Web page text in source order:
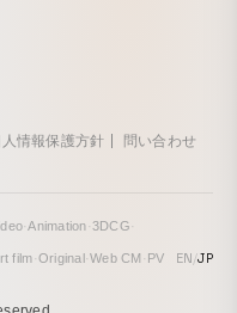
情報保護方針 問い合わせ
·Animation·3DCG·
film·Original ·Web CM · PV EN/JP